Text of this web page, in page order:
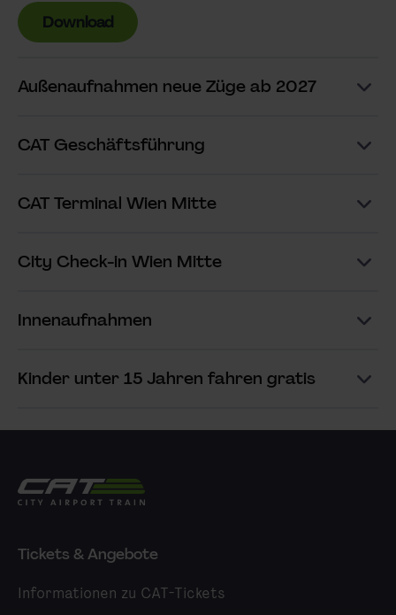
Download
Außenaufnahmen neue Züge ab 2027
CAT Geschäftsführung
CAT Terminal Wien Mitte
City Check-in Wien Mitte
Innenaufnahmen
Kinder unter 15 Jahren fahren gratis
City Airport Train
Tickets & Angebote
Informationen zu CAT-Tickets